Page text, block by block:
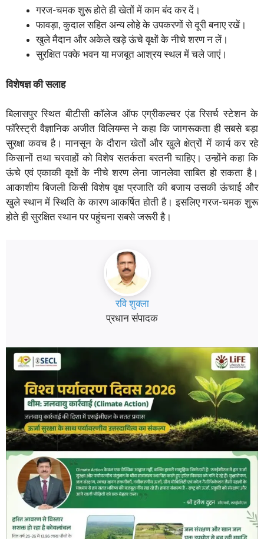
गरज-चमक शुरू होते ही खेतों में काम बंद कर दें।
फावड़ा, कुदाल सहित अन्य लोहे के उपकरणों से दूरी बनाए रखें।
खुले मैदान और अकेले खड़े ऊंचे वृक्षों के नीचे शरण न लें।
सुरक्षित पक्के भवन या मजबूत आश्रय स्थल में चले जाएं।
विशेषज्ञ की सलाह
बिलासपुर स्थित बीटीसी कॉलेज ऑफ एग्रीकल्चर एंड रिसर्च स्टेशन के
फॉरेस्ट्री वैज्ञानिक अजीत विलियम्स ने कहा कि जागरूकता ही सबसे बड़ा
सुरक्षा कवच है। मानसून के दौरान खेतों और खुले क्षेत्रों में कार्य कर रहे
किसानों तथा चरवाहों को विशेष सतर्कता बरतनी चाहिए। उन्होंने कहा कि
ऊंचे एवं एकाकी वृक्षों के नीचे शरण लेना जानलेवा साबित हो सकता है।
आकाशीय बिजली किसी विशेष वृक्ष प्रजाति की बजाय उसकी ऊंचाई और
खुले स्थान में स्थिति के कारण आकर्षित होती है। इसलिए गरज-चमक शुरू
होते ही सुरक्षित स्थान पर पहुंचना सबसे जरूरी है।
रवि शुक्ला
प्रधान संपादक